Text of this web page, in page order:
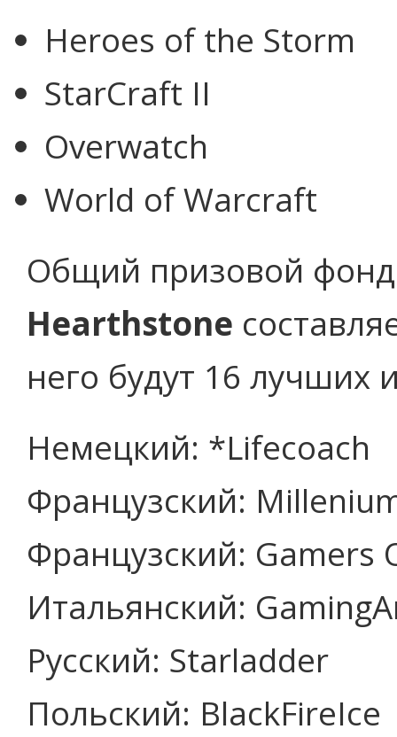
Heroes of the Storm
StarCraft II
Overwatch
World of Warcraft
Общий призовой
Hearthstone
него будут 16 лучших
Немецкий: *Lifecoach
Французский:
Французский: Gamers
Итальянский:
Русский: Starladder
Польский: BlackFireIce